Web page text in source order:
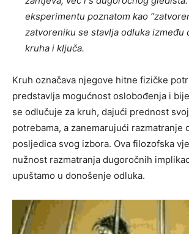
eksperimentu poznatom kao
zatvoreniku se stavlja odluka između
kruha i ključa.
Kruh označava njegove hitne fizičke
predstavlja mogućnost oslobođenja i
se odlučuje za kruh, dajući prednost
potrebama, a zanemarujući razmatranje
posljedica svog izbora. Ova filozofska
nužnost razmatranja dugoročnih
upuštamo u donošenje odluka.